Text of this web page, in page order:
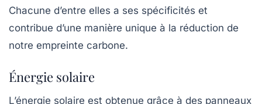
Chacune d’entre elles a ses spécificités et
contribue d’une manière unique à la réduction de
notre empreinte carbone.
Énergie solaire
L’énergie solaire est obtenue grâce à des panneaux